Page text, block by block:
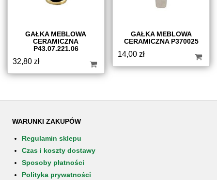
GAŁKA MEBLOWA
CERAMICZNA
P43.07.221.06
32,80 zł
GAŁKA MEBLOWA
CERAMICZNA P370025
14,00zł
WARUNKI ZAKUPÓW
Regulamin sklepu
Czas i koszty dostawy
Sposoby płatności
Polityka prywatności